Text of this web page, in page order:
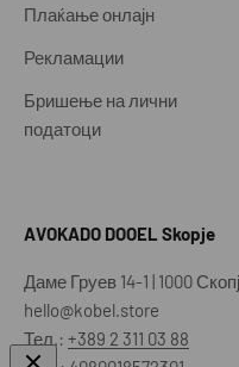
Плаќање онлајн
Рекламации
Бришење на лични
податоци
AVOKADO DOOEL Skopje
Даме Груев 14-1 | 1000
hello@kobel.store
Тел.: +389 2 311 03 88